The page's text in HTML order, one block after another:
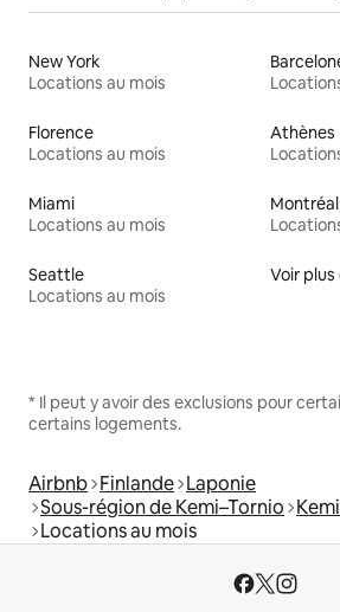
New York
Locations au mois
Florence
Locations au mois
Athènes
Miami
Locations au mois
Montréal
Seattle
Locations au mois
Voir
* Il peut y avoir des exclusions pour
certains logements.
Airbnb Finlande Laponie
Sous-région de Kemi–Tornio Kemi
Locations au mois